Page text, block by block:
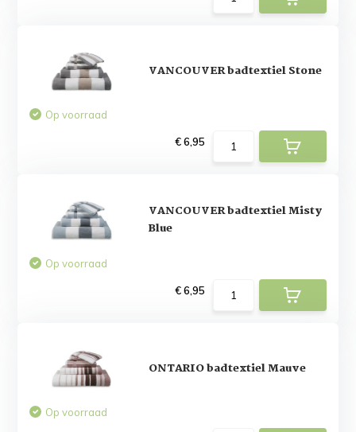
VANCOUVER badtextiel Stone
Op voorraad
€ 6,95
VANCOUVER badtextiel Misty
Blue
Op voorraad
€ 6,95
ONTARIO badtextiel Mauve
Op voorraad